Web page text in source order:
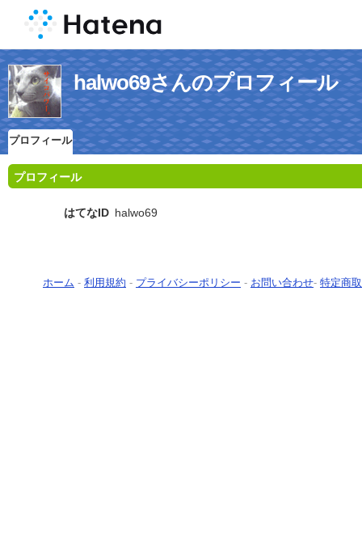
halwo69さんのプロフィール
プロフィール
プロフィール
はてなID halwo69
ホーム - 利用規約 - プライバシーポリシー - お問い合わせ- 特定商